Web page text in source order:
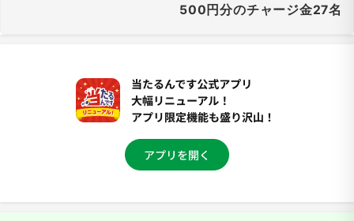
500円分のチャージ金27名